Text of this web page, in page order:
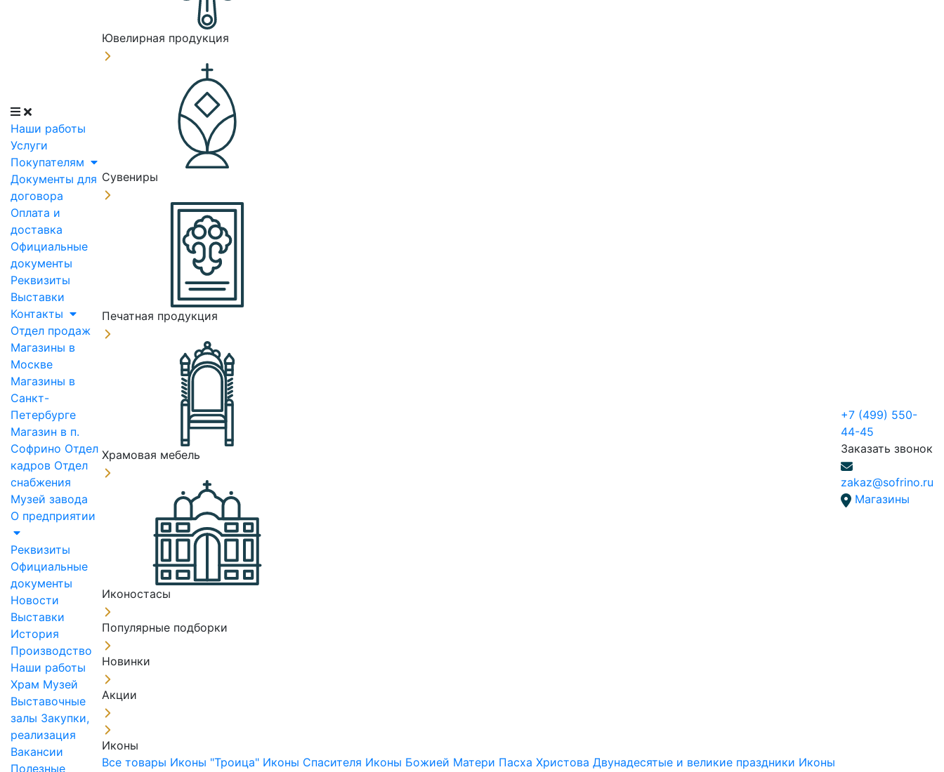
Наши работы
Услуги
Покупателям
Документы для
договора
Оплата и
доставка
Официальные
документы
Реквизиты
Выставки
Контакты
Отдел продаж
Магазины в
Москве
Магазины в
Санкт-
Петербурге
Магазин в п.
Софрино Отдел
кадров Отдел
снабжения
Музей завода
О предприятии
Реквизиты
Официальные
документы
Новости
Выставки
История
Производство
Наши работы
Храм Музей
Выставочные
залы Закупки,
реализация
Вакансии
Полезные
Ювелирная продукция
Сувениры
Печатная продукция
Храмовая мебель
Иконостасы
Популярные подборки
Новинки
Акции
Иконы
Все товары Иконы "Троица" Иконы Спасителя Иконы Божией Матери Пасха ХристоваДвунадесятые и великие праздники Иконы
+7 (499) 550-
44-45
Заказать звонок
zakaz@sofrino.ru
Магазины